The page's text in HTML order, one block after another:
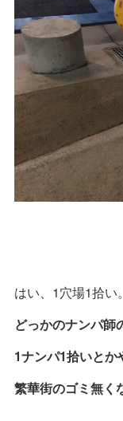
はい、1穴場1拾い。
どっかのナンパ師
1ナンパ1拾いとか
繁華街のゴミ無く